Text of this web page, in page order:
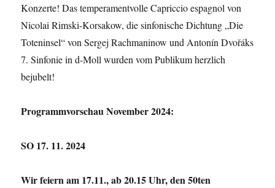
Konzerte! Das temperamentvolle Capriccio espagnol von
Nicolai Rimski-Korsakow, die sinfonische Dichtung „Die
Toteninsel“ von Sergej Rachmaninow und Antonín Dvořáks
7. Sinfonie in d-Moll wurden vom Publikum herzlich
bejubelt!
Programmvorschau November 2024:
SO 17. 11. 2024
Wir feiern am 17.11., ab 20.15 Uhr, den 50ten